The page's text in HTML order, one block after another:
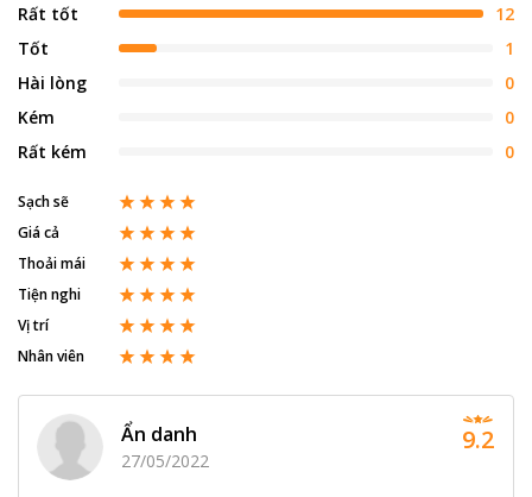
Rất tốt
12
Tốt
1
Hài lòng
0
Kém
0
Rất kém
0
Sạch sẽ
Giá cả
Thoải mái
Tiện nghi
Vị trí
Nhân viên
Ẩn danh
27/05/2022
9.2